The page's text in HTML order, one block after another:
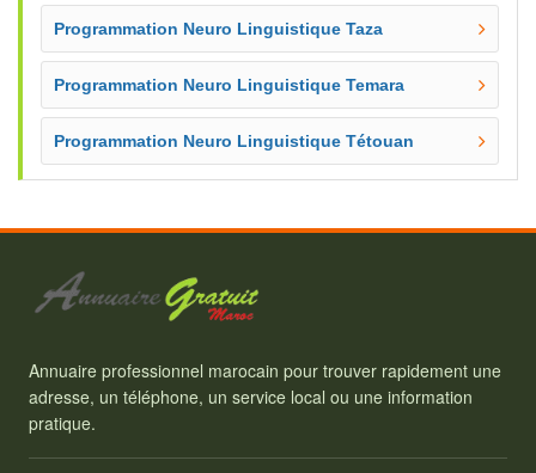
Programmation Neuro Linguistique Taza
Programmation Neuro Linguistique Temara
Programmation Neuro Linguistique Tétouan
Annuaire professionnel marocain pour trouver rapidement une
adresse, un téléphone, un service local ou une information
pratique.